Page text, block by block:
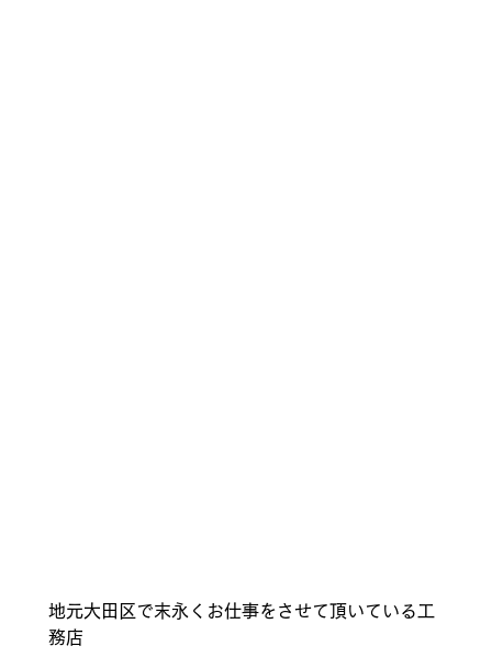
地元大田区で末永くお仕事をさせて頂いている工
務店